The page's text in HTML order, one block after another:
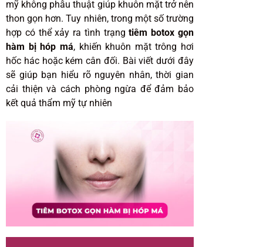
mỹ không phẫu thuật giúp khuôn mặt trở nên
thon gọn hơn. Tuy nhiên, trong một số trường
hợp có thể xảy ra tình trạngtiêm botox gọn
hàm bị hóp má, khiến khuôn mặt trông hơi
hốc hác hoặc kém cân đối. Bài viết dưới đây
sẽ giúp bạn hiểu rõ nguyên nhân, thời gian
cải thiện và cách phòng ngừa để đảm bảo
kết quả thẩm mỹ tự nhiên